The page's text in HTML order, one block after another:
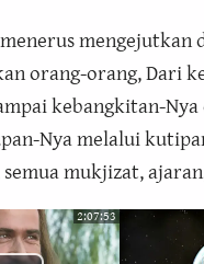
mengejutkan
orang-orang, Dari
kebangkitan-
Nya melalui
mukjizat,
2:07:53